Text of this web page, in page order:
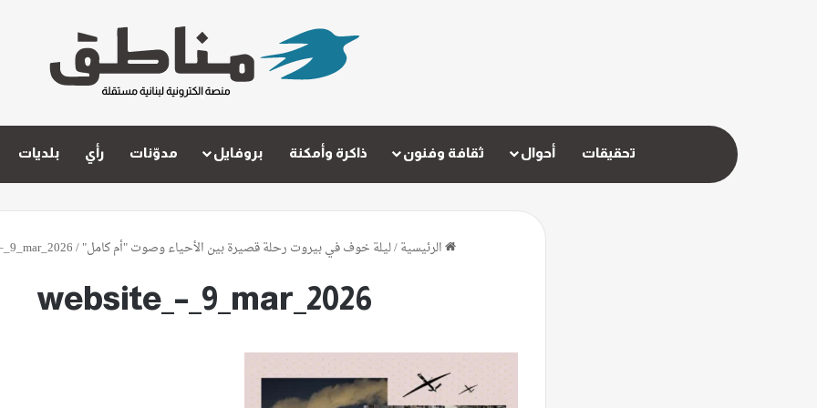
تحقيقات أحوال ثقافة وفنون ذاكرة وأمكنة بروفايل مدوّنات رأي بلديات
الرئيسية/ليلة خوف في بيروت رحلة قصيرة بين الأحياء وصوت "أم كامل"/
website_–_9_mar_2026